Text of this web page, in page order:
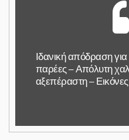
Ιδανική απόδραση για
παρέες – Απόλυτη
αξεπέραστη –